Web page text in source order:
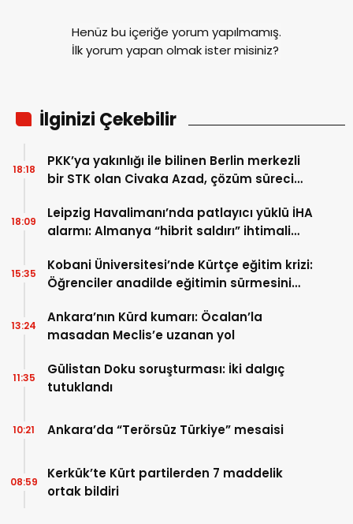
Henüz bu içeriğe yorum yapılmamış.
İlk yorum yapan olmak ister misiniz?
İlginizi Çekebilir
PKK’ya yakınlığı ile bilinen Berlin merkezli
bir STK olan Civaka Azad, çözüm süreci
“temkinli iyimserlikle yaklaştıklarını”
bildirdi
18:18
Leipzig Havalimanı’nda patlayıcı yüklü İHA
alarmı: Almanya “hibrit saldırı” ihtimali
18:09
Kobani Üniversitesi’nde Kürtçe eğitim krizi:
Öğrenciler anadilde eğitimin sürmesini
15:35
Ankara’nın Kürd kumarı: Öcalan’la
masadan Meclis’e uzanan yol
13:24
Gülistan Doku soruşturması: İki dalgıç
tutuklandı
11:35
Ankara’da “Terörsüz Türkiye” mesaisi
10:21
Kerkük’te Kürt partilerden 7 maddelik
ortak bildiri
08:59